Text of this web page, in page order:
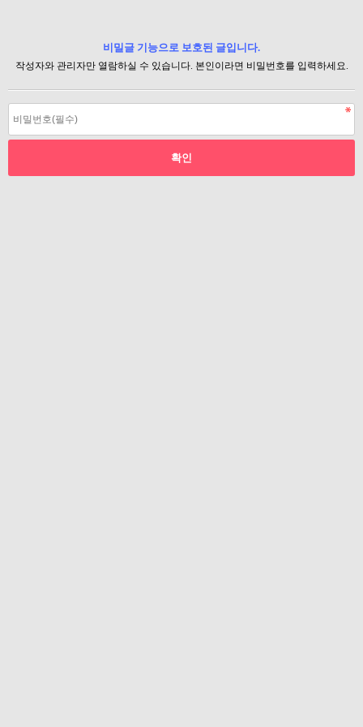
비밀글 기능으로 보호된 글입니다.
작성자와 관리자만 열람하실 수 있습니다. 본인이라면 비밀번호를 입력하세요.